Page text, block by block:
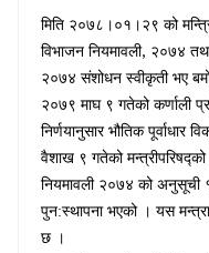
मिति २०७८।०१।२९ को
विभाजन नियमावली, २०७४
२०७४ संशोधन स्वीकृती भए
२०७९ माघ ९ गतेको कर्णाली
निर्णयानुसार भौतिक पूर्वाधार
वैशाख ९ गतेको
नियमावली २०७४ को अनुसूची
पुन:स्थापना भएको । यस
छ ।